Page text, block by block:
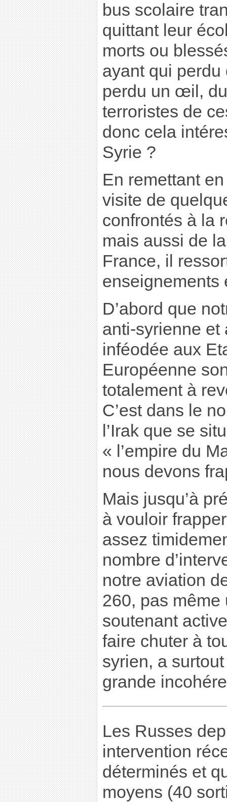
bus scolaire
quittant leur
morts ou
ayant qui
perdu un œil,
terroristes de
donc cela
Syrie ?
En remettant
visite de
confrontés à la
mais aussi de
France, il
enseignements
D’abord que
anti-syrienne et
inféodée aux
Européenne
totalement à
C’est dans le
l’Irak que se
« l’empire du
nous devons
Mais jusqu’à
à vouloir
assez
nombre
notre aviation
260, pas même
soutenant
faire chuter à
syrien, a
grande
Les Russes
intervention
déterminés et
moyens (40